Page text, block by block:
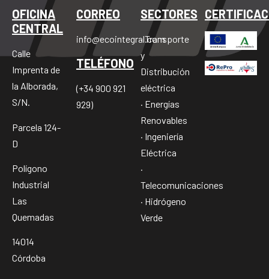
OFICINA
CENTRAL
Calle
Imprenta de
la Alborada,
S/N.
Parcela 124-
D
Polígono
Industrial
Las
Quemadas
14014
Córdoba
CORREO
info@ecointegral.com
TELÉFONO
(+34 900 921
929)
SECTORES
· Transporte
y
Distribución
eléctrica
· Energías
Renovables
· Ingeniería
Eléctrica
·
Telecomunicaciones
· Hidrógeno
Verde